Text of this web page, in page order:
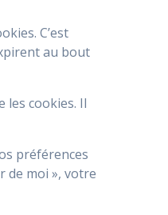
C’est
au bout
les cookies. Il
préférences
de moi », votre